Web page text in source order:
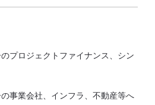
プロジェクトファイナンス、シン
事業会社、インフラ、不動産等へ